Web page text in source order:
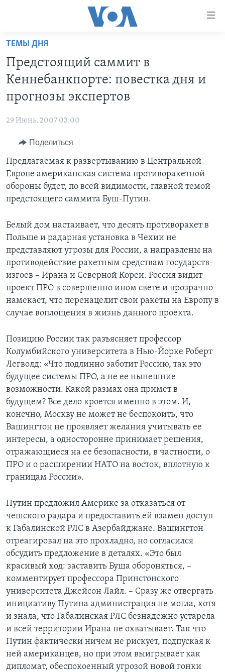
Перейти
основной
контент
основной
Перейти
поиск
ПРОГРАММЫ
ИТОГИ
ПОЧЕМУ ЭТО ВАЖНО?
ДИСКУССИЯ VOA
НЬЮ-ЙОРК NEW YORK
НАША АМЕРИКАНСКАЯ ИСТОРИЯ
А КАК В АМЕРИКЕ?
АРТЕФАКТЫ
АМЕРИКАНСКИЕ ГОРОДКИ
ТЕСТЫ
ИНТЕРВЬЮ
ФАКТЫ ПРОТИВ ФЕЙКОВ
ЗА СВОБОДУ ПРЕССЫ
УЧИМ АНГЛИЙСКИЙ
ВИДЕО
Learning English
СОЦИАЛЬНЫЕ СЕТИ
Языки
ТЕМЫ ДНЯ
Предстоящий саммит в
Кеннебанкпорте: повестка дня и
прогнозы экспертов
29 Июнь, 2007 03:00
Поделиться
Предлагаемая к развертыванию в Центральной
Европе американская система противоракетной
обороны будет, по всей видимости, главной темой
предстоящего саммита Буш-Путин.
Белый дом настаивает, что десять противоракет в
Польше и радарная установка в Чехии не
представляют угрозы для России, а направлены на
противодействие ракетным средствам государств-
изгоев – Ирана и Северной Кореи. Россия видит
проект ПРО в совершенно ином свете и прозрачно
намекает, что перенацелит свои ракеты на Европу в
случае воплощения в жизнь данного проекта.
Позицию России так разъясняет профессор
Колумбийского университета в Нью-Йорке Роберт
Легволд: «Что подлинно заботит Россию, так это
будущее системы ПРО, а не ее нынешние
возможности. Какой размах она примет в
будущем? Все дело кроется именно в этом. И,
конечно, Москву не может не беспокоить, что
Вашингтон не проявляет желания учитывать ее
интересы, а односторонне принимает решения,
отражающиеся на ее безопасности, в частности, о
ПРО и о расширении НАТО на восток, вплотную к
границам России».
Путин предложил Америке за отказаться от
чешского радара и предоставить ей взамен доступ
к Габалинской РЛС в Азербайджане. Вашингтон
отреагировал на это прохладно, но согласился
обсудить предложение в деталях. «Это был
красивый ход: заставить Буша обороняться, –
комментирует профессора Принстонского
университета Джейсон Лайл. – Сразу же отвергать
инициативу Путина администрация не могла, хотя
и знала, что Габалинская РЛС безнадежно устарела
и всей территории Ирана не охватывает. Так что
Путин фактически ничем не рискует, подпуская к
ней американцев, но при этом выигрывает как
дипломат, обеспокоенный угрозой новой гонки